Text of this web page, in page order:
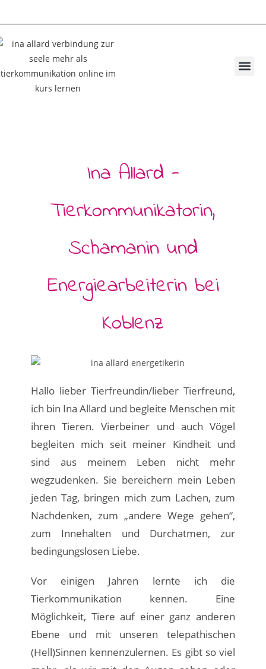
Ina Allard -
Tierkommunikatorin,
Schamanin und
Energiearbeiterin bei
Koblenz
Hallo lieber Tierfreundin/lieber Tierfreund,
ich bin Ina Allard und begleite Menschen mit
ihren Tieren. Vierbeiner und auch Vögel
begleiten mich seit meiner Kindheit und
sind aus meinem Leben nicht mehr
wegzudenken. Sie bereichern mein Leben
jeden Tag, bringen mich zum Lachen, zum
Nachdenken, zum „andere Wege gehen“,
zum Innehalten und Durchatmen, zur
bedingungslosen Liebe.
Vor einigen Jahren lernte ich die
Tierkommunikation kennen. Eine
Möglichkeit, Tiere auf einer ganz anderen
Ebene und mit unseren telepathischen
(Hell)Sinnen kennenzulernen. Es gibt so viel